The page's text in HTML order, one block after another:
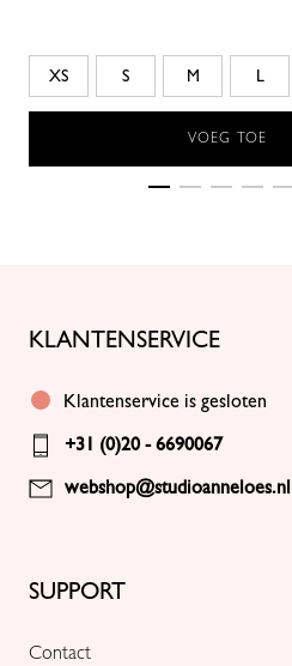
XS S M L
VOEG TOE
SUPPORT
Contact
KLANTENSERVICE
Klantenservice is gesloten
+31 (0)20 - 6690067
webshop@studioanneloes.nl